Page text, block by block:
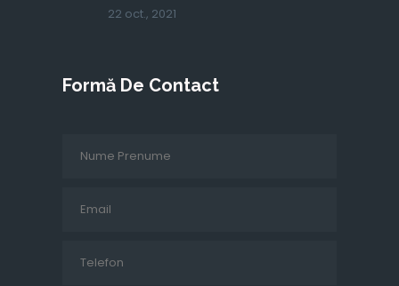
22 oct., 2021
Formă De Contact